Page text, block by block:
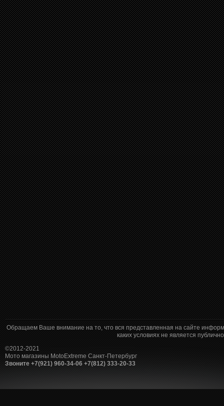
Обращаем Ваше внимание на то, что вся представленная на сайте
каких условиях не является
©2012-2021
Мото магазины MotoExtreme Санкт-Петербург
Звоните +7(921) 960-34-06 +7(812) 333-20-33